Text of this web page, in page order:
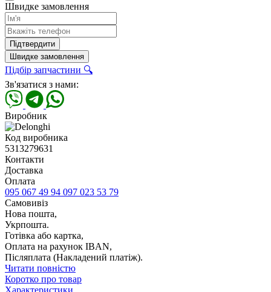
Швидке замовлення
Підтвердити
Швидке замовлення
Підбір запчастини 🔍
Зв'язатися з нами:
Виробник
Код виробника
5313279631
Контакти
Доставка
Оплата
095 067 49 94 097 023 53 79
Самовивіз
Нова пошта,
Укрпошта.
Готівка або картка,
Оплата на рахунок IBAN,
Післяплата (Накладений платіж).
Читати повністю
Коротко про товар